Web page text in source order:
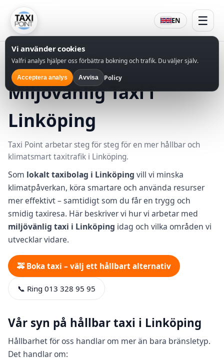
EN ☰
Hållbarhet –
Miljövänlig Taxi i
Linköping
Taxi Point arbetar steg för steg för en mer hållbar och
klimatsmart taxitrafik i Linköping.
Som lokalt taxibolag i Linköping vill vi minska
klimatpåverkan, köra smartare och använda resurser
mer effektivt – samtidigt som du får en trygg och
smidig taxiresa. Här beskriver vi hur vi arbetar med
miljövänlig taxi i Linköping idag och vilka områden vi
utvecklar vidare.
🚕 Boka taxi – välj ett hållbart alternativ
📞 Ring 013 328 95 95
Vår syn på hållbar taxi i Linköping
Hållbarhet för oss handlar om mer än bara bränsletyp.
Det handlar om:
Vi använder cookies
Valfri analys hjälper oss förbättra bokning och trafik. Du väljer själv.
Acceptera analys Avvisa Policy